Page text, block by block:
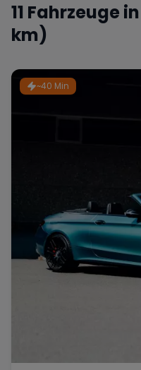
Tesla
11 Fahrzeuge in
km)
~40 Min